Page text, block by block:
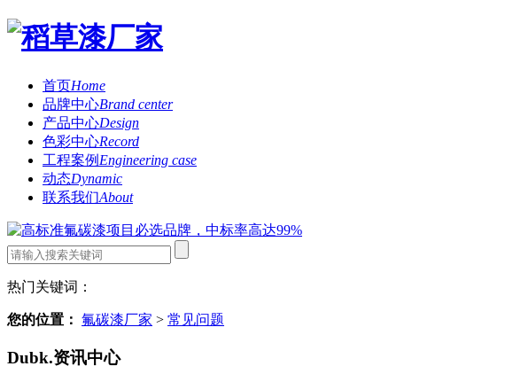
首页Home
品牌中心Brand center
产品中心Design
色彩中心Record
工程案例 Engineering case
动态Dynamic
联系我们About
热门关键词：
您的位置： 氟碳漆厂家 > 常见问题
Dubk.资讯中心